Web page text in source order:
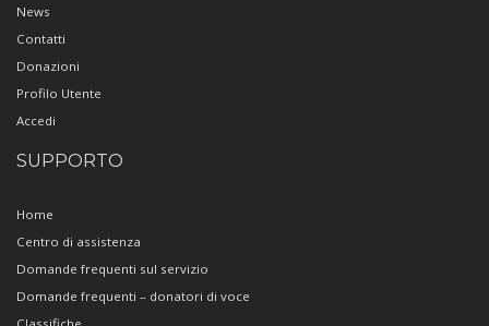
News
Contatti
Donazioni
Profilo Utente
Accedi
SUPPORTO
Home
Centro di assistenza
Domande frequenti sul servizio
Domande frequenti – donatori di voce